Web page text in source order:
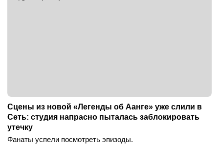
Сцены из новой «Легенды об Аанге» уже слили в
Сеть: студия напрасно пыталась заблокировать
утечку
Фанаты успели посмотреть эпизоды.